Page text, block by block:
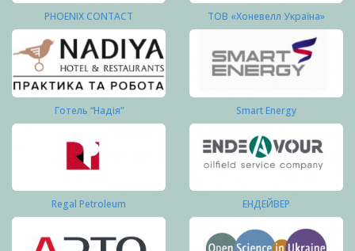
PHOENIX CONTACT ТОВ «Хоневелл Україна»
Готель “Надія” Smart Energy
Regal Petroleum ЕНДЕЙВЕР